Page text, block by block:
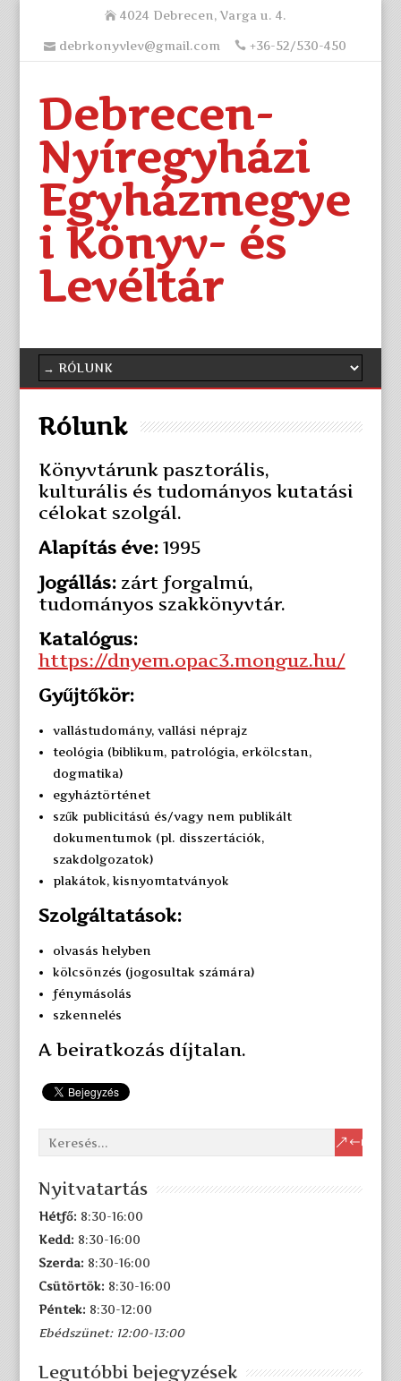
4024 Debrecen, Varga u. 4.
debrkonyvlev@gmail.com +36-52/530-450
Debrecen-
Nyíregyházi
Egyházmegye
i Könyv- és
Levéltár
Rólunk
Könyvtárunk pasztorális,
kulturális és tudományos kutatási
célokat szolgál.
Alapítás éve:1995
Jogállás: zárt forgalmú,
tudományos szakkönyvtár.
Katalógus:
https://dnyem.opac3.monguz.hu/
Gyűjtőkör:
vallástudomány, vallási néprajz
teológia (biblikum, patrológia, erkölcstan,
dogmatika)
egyháztörténet
szűk publicitású és/vagy nem publikált
dokumentumok (pl. disszertációk,
szakdolgozatok)
plakátok, kisnyomtatványok
Szolgáltatások:
olvasás helyben
kölcsönzés (jogosultak számára)
fénymásolás
szkennelés
A beiratkozás díjtalan.
Nyitvatartás
Hétfő: 8:30-16:00
Kedd: 8:30-16:00
Szerda: 8:30-16:00
Csütörtök: 8:30-16:00
Péntek: 8:30-12:00
Ebédszünet: 12:00-13:00
Legutóbbi bejegyzések